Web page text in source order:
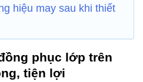
hiệu may sau khi thiết
phục lớp trên
tiện lợi